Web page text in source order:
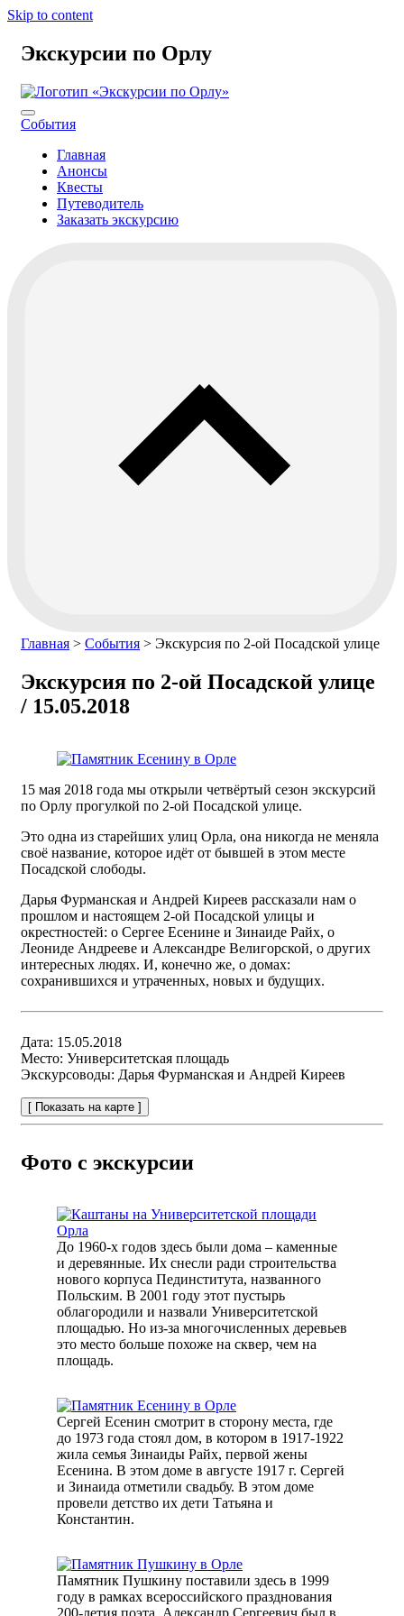
Skip to content
Экскурсии по Орлу
События
Главная
Анонсы
Квесты
Путеводитель
Заказать экскурсию
Главная > События > Экскурсия по 2-ой Посадской улице
Экскурсия по 2-ой Посадской улице
/ 15.05.2018
15 мая 2018 года мы открыли четвёртый сезон экскурсий
по Орлу прогулкой по 2-ой Посадской улице.
Это одна из старейших улиц Орла, она никогда не меняла
своё название, которое идёт от бывшей в этом месте
Посадской слободы.
Дарья Фурманская и Андрей Киреев рассказали нам о
прошлом и настоящем 2-ой Посадской улицы и
окрестностей: о Сергее Есенине и Зинаиде Райх, о
Леониде Андрееве и Александре Велигорской, о других
интересных людях. И, конечно же, о домах:
сохранившихся и утраченных, новых и будущих.
Дата: 15.05.2018
Место: Университетская площадь
Экскурсоводы: Дарья Фурманская и Андрей Киреев
[ Показать на карте ]
Фото с экскурсии
До 1960-х годов здесь были дома – каменные
и деревянные. Их снесли ради строительства
нового корпуса Пединститута, названного
Польским. В 2001 году этот пустырь
облагородили и назвали Университетской
площадью. Но из-за многочисленных деревьев
это место больше похоже на сквер, чем на
площадь.
Сергей Есенин смотрит в сторону места, где
до 1973 года стоял дом, в котором в 1917-1922
жила семья Зинаиды Райх, первой жены
Есенина. В этом доме в августе 1917 г. Сергей
и Зинаида отметили свадьбу. В этом доме
провели детство их дети Татьяна и
Константин.
Памятник Пушкину поставили здесь в 1999
году в рамках всероссийского празднования